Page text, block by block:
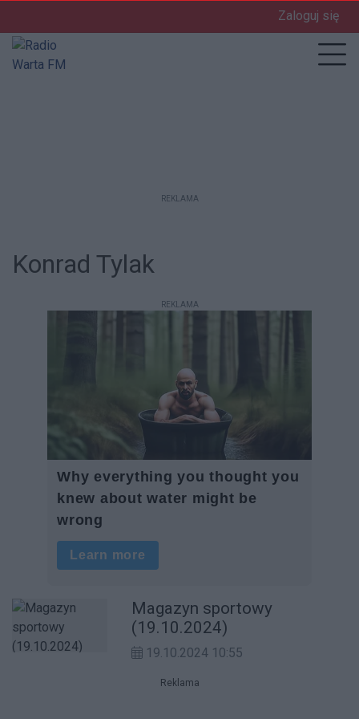
Zaloguj się
REKLAMA
Konrad Tylak
REKLAMA
Magazyn sportowy
(19.10.2024)
19.10.2024 10:55
Reklama